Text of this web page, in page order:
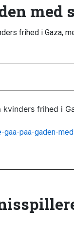
med
frihed i Gaza,
frihed i
paa-gaden-